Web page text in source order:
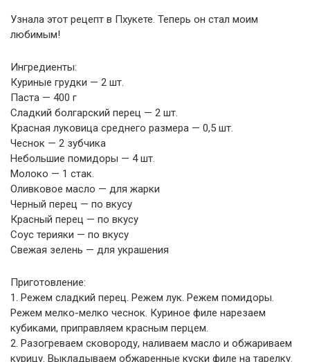
Узнала этот рецепт в Пхукете. Теперь он стал моим
любимым!
Ингредиенты:
Куриные грудки — 2 шт.
Паста — 400 г
Сладкий болгарский перец — 2 шт.
Красная луковица среднего размера — 0,5 шт.
Чеснок — 2 зубчика
Небольшие помидоры — 4 шт.
Молоко — 1 стак.
Оливковое масло — для жарки
Черный перец — по вкусу
Красный перец — по вкусу
Соус терияки — по вкусу
Свежая зелень — для украшения
Приготовление:
1. Режем сладкий перец. Режем лук. Режем помидоры.
Режем мелко-мелко чеснок. Куриное филе нарезаем
кубиками, приправляем красным перцем.
2. Разогреваем сковороду, наливаем масло и обжариваем
курицу. Выкладываем обжаренные куски филе на тарелку.